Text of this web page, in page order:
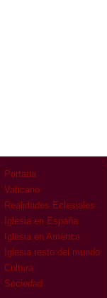
Portada
Vaticano
Realidades Eclesiales
Iglesia en España
Iglesia en América
Iglesia resto del mundo
Cultura
Sociedad